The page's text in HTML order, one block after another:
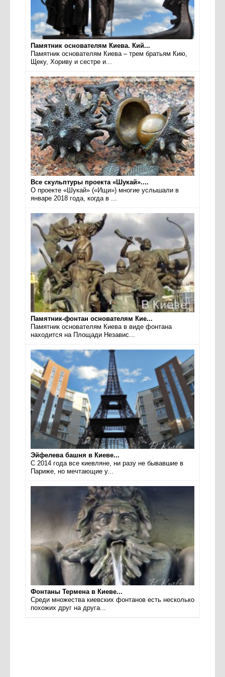
Памятник основателям Киева. Кий...
Памятник основателям Киева – трем братьям Кию,
Щеку, Хориву и сестре и...
Все скульптуры проекта «Шукай»....
О проекте «Шукай» («Ищи») многие услышали в
январе 2018 года, когда в ...
Памятник-фонтан основателям Кие...
Памятник основателям Киева в виде фонтана
находится на Площади Независ...
Эйфелева башня в Киеве...
С 2014 года все киевляне, ни разу не бывавшие в
Париже, но мечтающие у...
Фонтаны Термена в Киеве...
Среди множества киевских фонтанов есть несколько
похожих друг на друга...